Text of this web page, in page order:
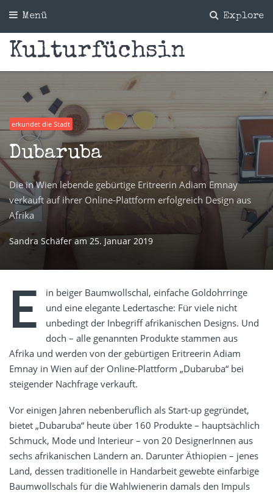
Explore
Menü
Kulturfüchsin
erkundet die Stadt
Dubaruba
Die in Wien lebende gebürtige Eritreerin Adiam Emnay
verkauft auf ihrer Online-Plattform erfolgreich Design aus
Afrika
Sandra Schäfer am 25. Januar 2019
E
in beiger Baumwollschal, einfache Goldohrringe
und eine elegante Ledertasche: Für viele nicht
unbedingt der Inbegriff afrikanischen Designs. Und
doch – alle genannten Produkte stammen aus
Afrika und werden von der gebürtigen Eritreerin Adiam
Emnay in Wien auf der Online-Plattform „Dubaruba“ bei
steigender Nachfrage verkauft.
Vor einigen Jahren nebenberuflich als Start-up gegründet,
bietet „Dubaruba“ heute über 160 Produkte – hauptsächlich
Schmuck, Mode und Interieur – von 20 DesignerInnen aus
sechs afrikanischen Ländern an. Darunter Äthiopien – jenes
Land, dessen traditionelle in Handarbeit gewebte einfarbige
Baumwollschals für die Wahlwienerin damals den Impuls